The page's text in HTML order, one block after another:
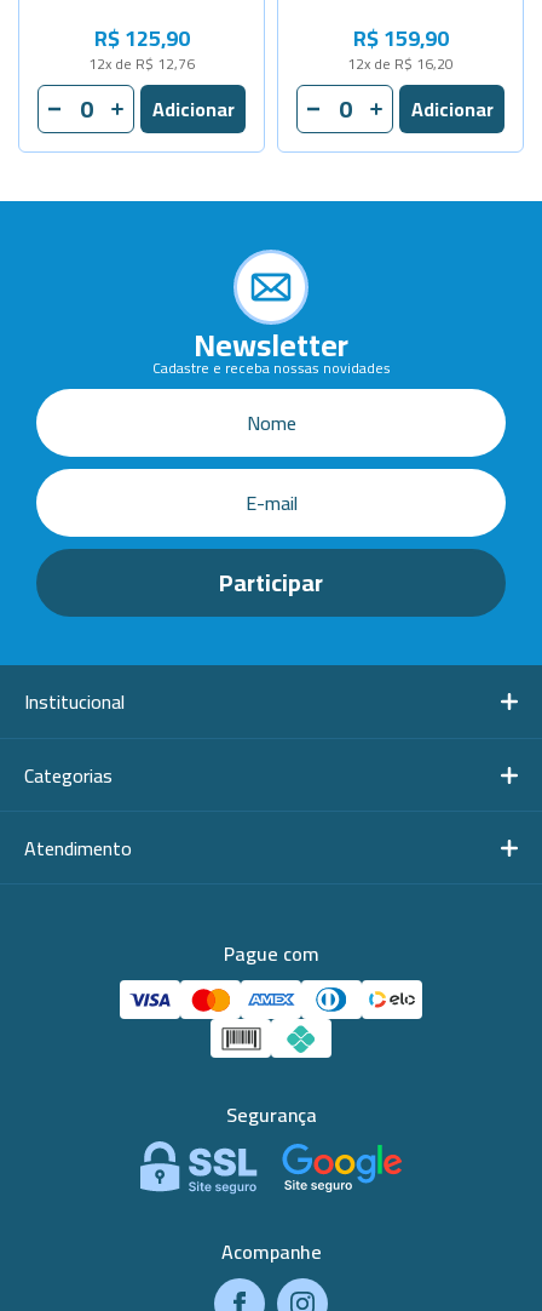
R$ 125,90
12x de R$ 12,76
R$ 159,90
12x de R$ 16,20
Newsletter
Cadastre e receba nossas novidades
Institucional
Categorias
Atendimento
Pague com
Segurança
Acompanhe